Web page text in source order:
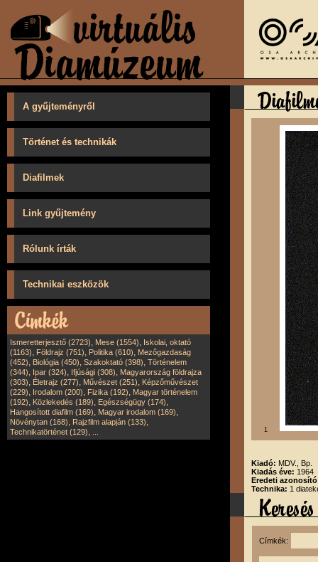
A gyűjteményről
Történet és technikák
Diafilmek
Link gyűjtemény
Rólunk írták
Technikai eszközök
Ismeretterjesztő (2723), Mese (1554), Iskolai, oktató
(1163), Földrajz (751), Politika (610), Mezőgazdaság
(452), Biológia (450), Szakoktató (398), Történelem
(344), Ipar (324), Ifjúsági (308), Magyarország földrajza
(303), Életrajz (277), Művészet (251), Képzőművészet
(229), Irodalom (200), Fizika (192), Magyar történelem
(192), Közlekedés (189), Egészségügy (174),
Hangosított diafilm (169), Magyar irodalom (169),
Növénytan (168), Rajzfilm alapján (133),
Technikatörténet (129), 1
Kiadó: MDV., Bp.
Kiadás éve: 1964
Eredeti
Technika: 1
Címkék: